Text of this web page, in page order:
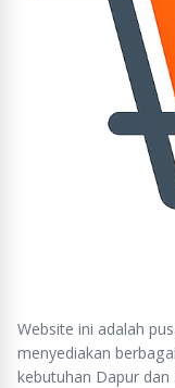
Website ini adalah
menyediakan
kebutuhan Dapur